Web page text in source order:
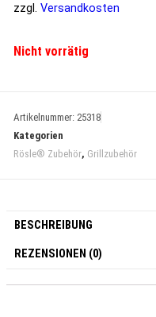
zzgl. Versandkosten
Nicht vorrätig
Artikelnummer: 25318
Kategorien
Rösle® Zubehör, Grillzubehör
BESCHREIBUNG
REZENSIONEN (0)